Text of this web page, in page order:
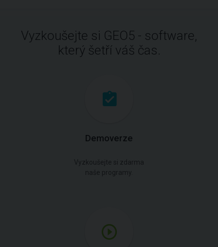
Vyzkoušejte si GEO5 - software,
který šetří váš čas.
Demoverze
Vyzkoušejte si zdarma
naše programy.